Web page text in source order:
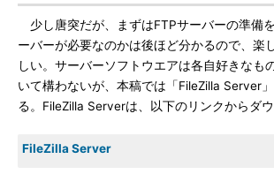
少し唐突だが、まずはFTPサーバーの準備
ーバーが必要なのかは後ほど分かるので、楽
しい。サーバーソフトウエアは各自好きなも
いて構わないが、本稿では「FileZilla Server
る。FileZilla Serverは、以下のリンクからダウ
FileZilla Server